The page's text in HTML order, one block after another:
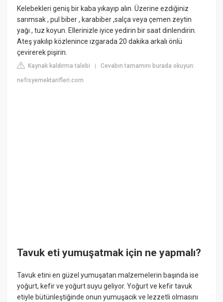
Kelebekleri geniş bir kaba yıkayıp alın. Üzerine ezdiğiniz
sarımsak , pul biber , karabiber ,salça veya çemen zeytin
yağı , tuz koyun. Ellerinizle iyice yedirin bir saat dinlendirin.
Ateş yakılıp közlenince ızgarada 20 dakika arkalı önlü
çevirerek pişirin.
Kaynak kaldırma talebi |Cevabın tamamını burada okuyun:
nefisyemektarifleri.com
Tavuk eti yumuşatmak için ne yapmalı?
Tavuk etini en güzel yumuşatan malzemelerin başında ise
yoğurt, kefir ve yoğurt suyu geliyor. Yoğurt ve kefir tavuk
etiyle bütünleştiğinde onun yumuşacık ve lezzetli olmasını